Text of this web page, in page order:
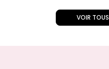
VOIR